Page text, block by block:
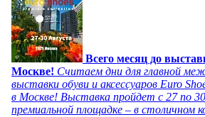
Всего месяц до
Москве! Считаем дни для главной
выставки обуви и аксессуаров Euro
в Москве! Выставка пройдет с 27 по
премиальной площадке – в столичном